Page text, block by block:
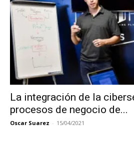
La integración de la
procesos de negocio de...
Oscar Suarez - 15/04/2021